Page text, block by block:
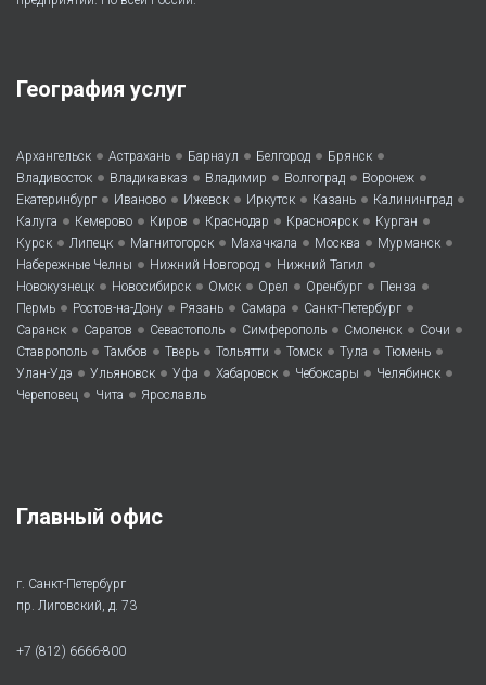
География услуг
Архангельск • Астрахань • Барнаул • Белгород • Брянск •
Владивосток • Владикавказ • Владимир • Волгоград • Воронеж •
Екатеринбург • Иваново • Ижевск • Иркутск • Казань • Калининград •
Калуга • Кемерово • Киров • Краснодар • Красноярск • Курган •
Курск • Липецк • Магнитогорск • Махачкала • Москва • Мурманск •
Набережные Челны • Нижний Новгород • Нижний Тагил •
Новокузнецк • Новосибирск • Омск • Орел • Оренбург • Пенза •
Пермь • Ростов-на-Дону • Рязань • Самара • Санкт-Петербург •
Саранск • Саратов • Севастополь • Симферополь • Смоленск • Сочи •
Ставрополь • Тамбов • Тверь • Тольятти • Томск • Тула • Тюмень •
Улан-Удэ • Ульяновск • Уфа • Хабаровск • Чебоксары • Челябинск •
Череповец • Чита • Ярославль
Главный офис
г. Санкт-Петербург
пр. Лиговский, д. 73
+7 (812) 6666-800